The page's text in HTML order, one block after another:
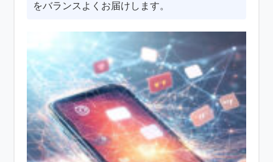
をバランスよくお届けします。